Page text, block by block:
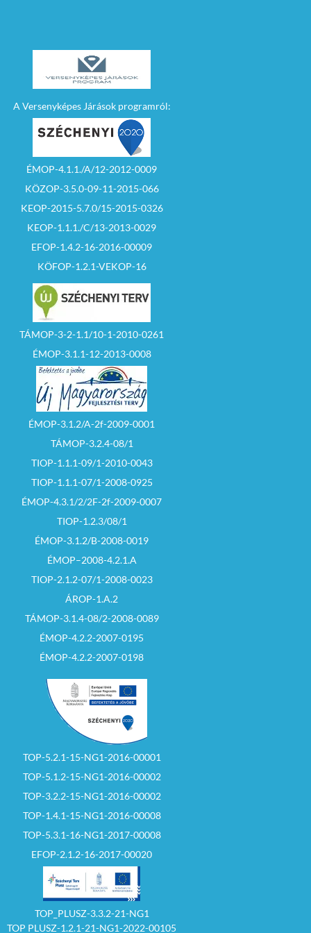
Önkormányzati
3170 Szécsény,
Rákóczi út 84.
7. Pályázat célja
pályázat útján
történő értékesítés
8. Pályázat
benyújtásának helye:
Önkormányzati
3170 Szécsény,
Rákóczi út 84.
9. Pályázat
benyújtásának
határideje: 2026.
szeptember 16. napja
(szerda) 15 00 óra
benyújtásának
módja: A pályázatot
zárt borítékban, a
Szécsényi Közös
Önkormányzati
Hivatal Jegyzőjénél
vagy
megbízottjánál kell
Rákóczi út 84.,
Városháza)
A borítékra a
következő szöveget
kell ráírni:
„PÁLYÁZAT–
RÁKÓCZI ÚT 21.”
12. Ajánlati kötöttség
minimális
időtartama: a
pályázat benyújtási
határidejét követő 60
13. A pályázatra
vonatkozó kérdések
feltevésének, az
esetleges további
információszerzés
helye és ideje:
Előzetes telefonon
történő egyeztetés
alapján a pályázat
benyújtására
megjelölt határidőt
megelőző munkanap
16 00 óráig. (Hanzel
Balázs telefonszám:
32/370-199/227
14. Pályázat bontás:
2026. szeptember 17.
napja (csütörtök) 10
00 óra
15. A pályázat
eredményéről
történő értesítés: a
bontást követő,
Képviselő testületi
döntés
meghozatala után, 5
munkanapon belül,
A Versenyképes Járások programról:
ÉMOP-4.1.1./A/12-2012-0009
KÖZOP-3.5.0-09-11-2015-066
KEOP-2015-5.7.0/15-2015-0326
KEOP-1.1.1./C/13-2013-0029
EFOP-1.4.2-16-2016-00009
KÖFOP-1.2.1-VEKOP-16
TÁMOP-3-2-1.1/10-1-2010-0261
ÉMOP-3.1.1-12-2013-0008
ÉMOP-3.1.2/A-2f-2009-0001
TÁMOP-3.2.4-08/1
TIOP-1.1.1-09/1-2010-0043
TIOP-1.1.1-07/1-2008-0925
ÉMOP-4.3.1/2/2F-2f-2009-0007
TIOP-1.2.3/08/1
ÉMOP-3.1.2/B-2008-0019
ÉMOP–2008-4.2.1.A
TIOP-2.1.2-07/1-2008-0023
ÁROP-1.A.2
TÁMOP-3.1.4-08/2-2008-0089
ÉMOP-4.2.2-2007-0195
ÉMOP-4.2.2-2007-0198
TOP-5.2.1-15-NG1-2016-00001
TOP-5.1.2-15-NG1-2016-00002
TOP-3.2.2-15-NG1-2016-00002
TOP-1.4.1-15-NG1-2016-00008
TOP-5.3.1-16-NG1-2017-00008
EFOP-2.1.2-16-2017-00020
TOP_PLUSZ-3.3.2-21-NG1
TOP PLUSZ-1.2.1-21-NG1-2022-00105